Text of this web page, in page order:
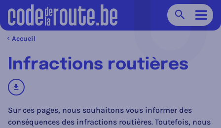
Chercher
Accueil
Infractions routières
télécharger
Sur ces pages, nous souhaitons vous informer des
conséquences des infractions routières. Toutefois, nous